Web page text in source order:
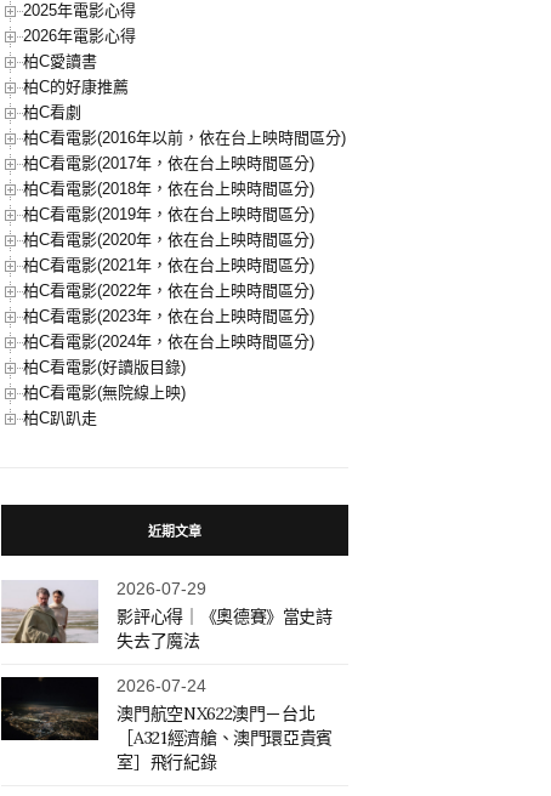
2025年電影心得
2026年電影心得
柏C愛讀書
柏C的好康推薦
柏C看劇
柏C看電影(2016年以前，依在台上映時間區分)
柏C看電影(2017年，依在台上映時間區分)
柏C看電影(2018年，依在台上映時間區分)
柏C看電影(2019年，依在台上映時間區分)
柏C看電影(2020年，依在台上映時間區分)
柏C看電影(2021年，依在台上映時間區分)
柏C看電影(2022年，依在台上映時間區分)
柏C看電影(2023年，依在台上映時間區分)
柏C看電影(2024年，依在台上映時間區分)
柏C看電影(好讀版目錄)
柏C看電影(無院線上映)
柏C趴趴走
近期文章
2026-07-29
影評心得｜《奧德賽》當史詩
失去了魔法
2026-07-24
澳門航空NX622澳門－台北
［A321經濟艙、澳門環亞貴賓
室］飛行紀錄